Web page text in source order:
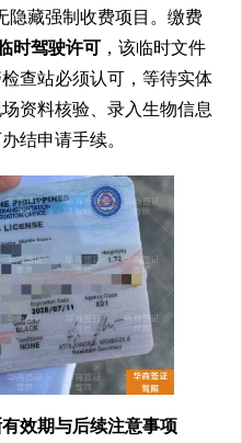
隐藏强制收费项目。缴费
时驾驶许可 ，该临时文件
查站必须认可，等待实体
资料核验、录入生物信息
结申请手续。
效期与后续注意事项